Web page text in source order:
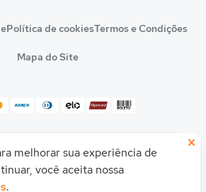
uma ajudinha para descobrir seu
ou faculdade ideal?
Política de cookiesTermos e Condições
Mapa do Site
2026 Quero Educação
10.542.212/0001-54
×
melhorar sua experiência de
você aceita nossa
.